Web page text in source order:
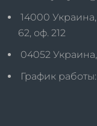
14000
62, оф. 212
04052
График